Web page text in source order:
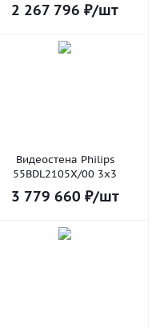
2 267 796 ₽/шт
Видеостена Philips
55BDL2105X/00 3x3
3 779 660 ₽/шт